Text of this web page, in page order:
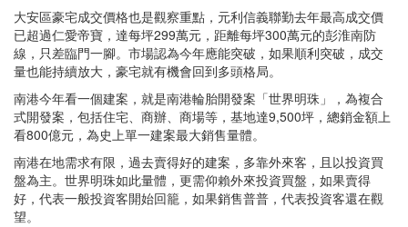
大安區豪宅成交價格也是觀察重點，元利信義聯勤去年最高成交價
已超過仁愛帝寶，達每坪299萬元，距離每坪300萬元的彭淮南防
線，只差臨門一腳。市場認為今年應能突破，如果順利突破，成交
量也能持續放大，豪宅就有機會回到多頭格局。
南港今年看一個建案，就是南港輪胎開發案「世界明珠」，為複合
式開發案，包括住宅、商辦、商場等，基地達9,500坪，總銷金額上
看800億元，為史上單一建案最大銷售量體。
南港在地需求有限，過去賣得好的建案，多靠外來客，且以投資買
盤為主。世界明珠如此量體，更需仰賴外來投資買盤，如果賣得
好，代表一般投資客開始回籠，如果銷售普普，代表投資客還在觀
望。